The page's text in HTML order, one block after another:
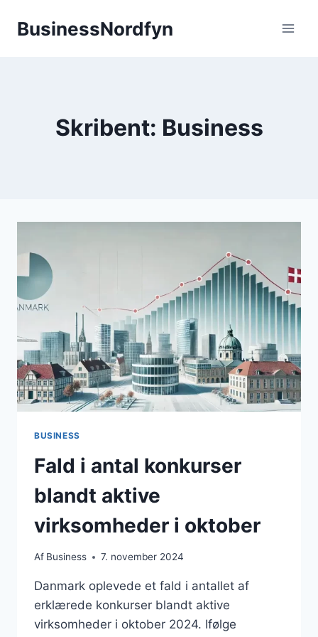
BusinessNordfyn
Skribent: Business
BUSINESS
Fald i antal konkurser
blandt aktive
virksomheder i oktober
Af Business 7. november 2024
Danmark oplevede et fald i antallet af
erklærede konkurser blandt aktive
virksomheder i oktober 2024. Ifølge